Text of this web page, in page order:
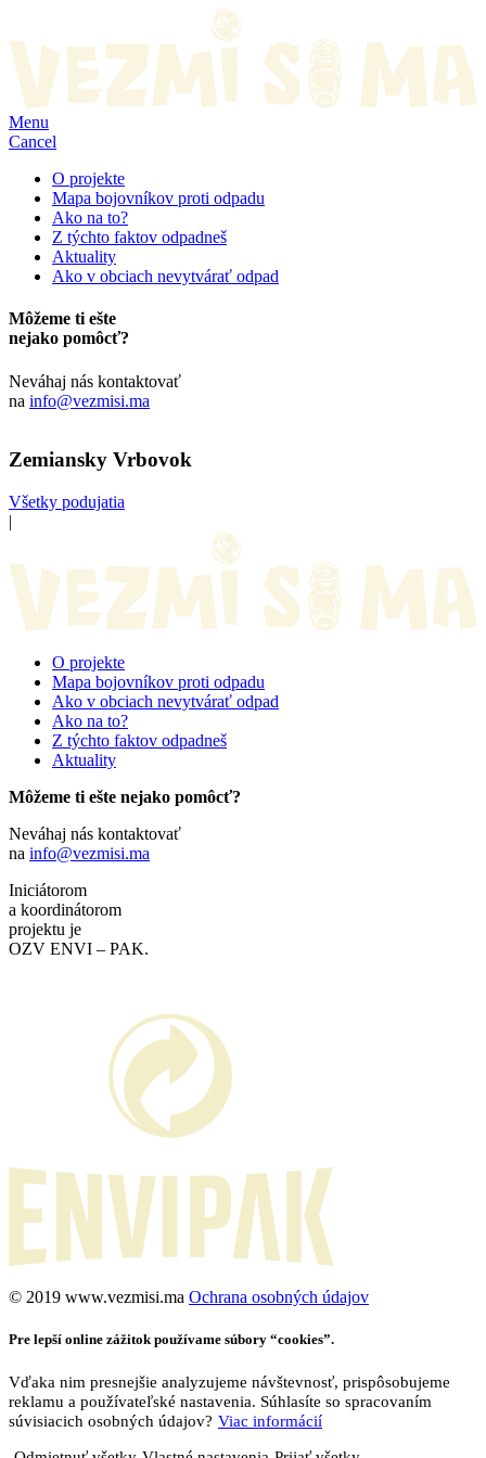
Menu
Cancel
O projekte
Mapa bojovníkov proti odpadu
Ako na to?
Z týchto faktov odpadneš
Aktuality
Ako v obciach nevytvárať odpad
Môžeme ti ešte
nejako pomôcť?
Neváhaj nás kontaktovať
na info@vezmisi.ma
Zemiansky Vrbovok
Všetky podujatia
|
O projekte
Mapa bojovníkov proti odpadu
Ako v obciach nevytvárať odpad
Ako na to?
Z týchto faktov odpadneš
Aktuality
Môžeme ti ešte nejako pomôcť?
Neváhaj nás kontaktovať
na info@vezmisi.ma
Iniciátorom
a koordinátorom
projektu je
OZV ENVI – PAK.
©️ 2019 www.vezmisi.ma Ochrana osobných údajov
Pre lepší online zážitok používame súbory “cookies”.
Vďaka nim presnejšie analyzujeme návštevnosť, prispôsobujeme
reklamu a používateľské nastavenia. Súhlasíte so spracovaním
súvisiacich osobných údajov? Viac informácií